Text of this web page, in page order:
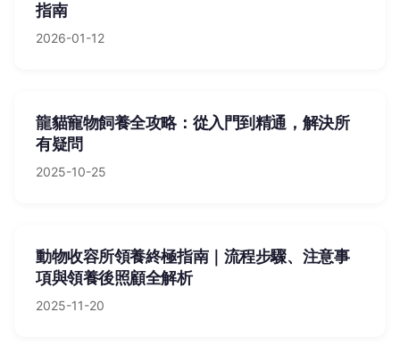
指南
2026-01-12
龍貓寵物飼養全攻略：從入門到精通，解決所
有疑問
2025-10-25
動物收容所領養終極指南｜流程步驟、注意事
項與領養後照顧全解析
2025-11-20